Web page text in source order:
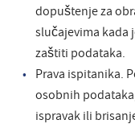
dopuštenje za
slučajevima kada
zaštiti podataka.
Prava ispitanika.
osobnih
ispravak ili